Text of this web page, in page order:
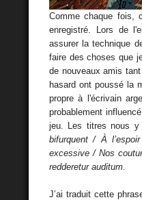
Comme chaque fois,
enregistré. Lors de
assurer la technique
faire des choses que
de nouveaux amis
hasard ont poussé la
propre à l'écrivain
probablement
jeu. Les titres nous
bifurquent / À
excessive / Nos
redderetur auditum
J’ai traduit cette